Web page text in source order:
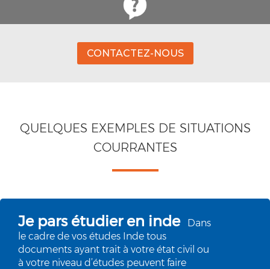
CONTACTEZ-NOUS
QUELQUES EXEMPLES DE SITUATIONS
COURRANTES
Je pars étudier en inde
Dans
le cadre de vos études Inde tous
documents ayant trait à votre état civil ou
à votre niveau d’études peuvent faire